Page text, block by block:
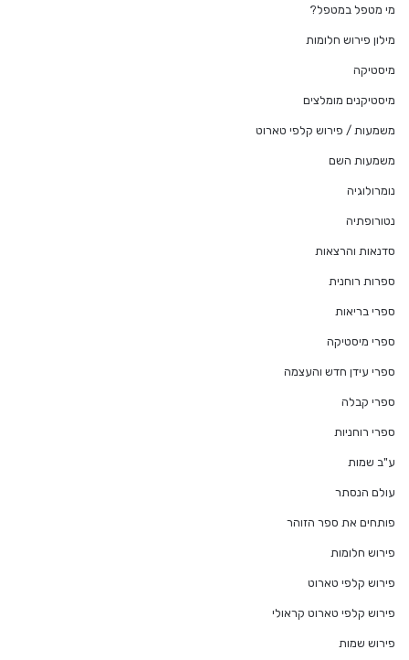
מי מטפל במטפל?
מילון פירוש חלומות
מיסטיקה
מיסטיקנים מומלצים
משמעות / פירוש קלפי טארוט
משמעות השם
נומרולוגיה
נטורופתיה
סדנאות והרצאות
ספרות רוחנית
ספרי בריאות
ספרי מיסטיקה
ספרי עידן חדש והעצמה
ספרי קבלה
ספרי רוחניות
ע"ב שמות
עולם הנסתר
פותחים את ספר הזוהר
פירוש חלומות
פירוש קלפי טארוט
פירוש קלפי טארוט קראולי
פירוש שמות